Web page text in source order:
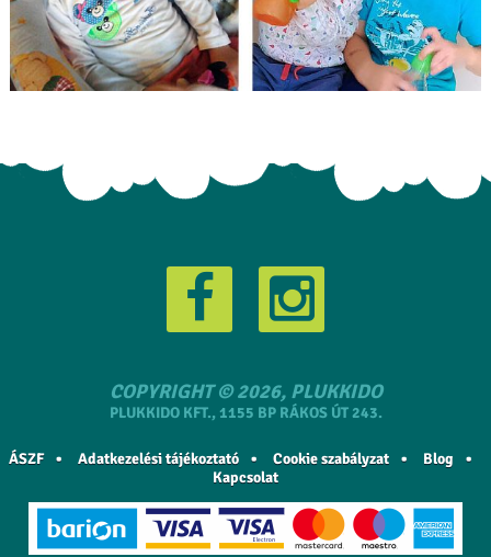
COPYRIGHT © 2026, PLUKKIDO
PLUKKIDO KFT., 1155 BP RÁKOS ÚT 243.
ÁSZF Adatkezelési tájékoztató Cookie szabályzat
Blog
Kapcsolat